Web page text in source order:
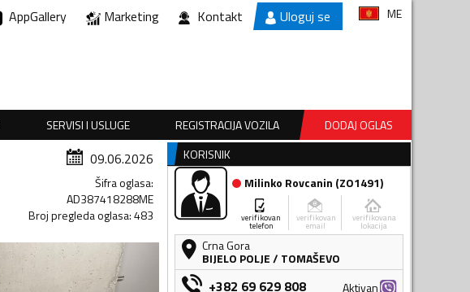
AppGallery Marketing Kontakt Uloguj se ME
SERVISI I USLUGE REGISTRACIJA VOZILA
DODAJ OGLAS
09.06.2026
Šifra oglasa:
AD387418288ME
Broj pregleda oglasa:483
KORISNIK
Milinko Rovcanin (ZO1491)
verifikovan
telefon
verifikovan
email
verifikovana
lokacija
Crna Gora
BIJELO POLJE/ TOMAŠEVO
+382 69 629 808 Aktivan